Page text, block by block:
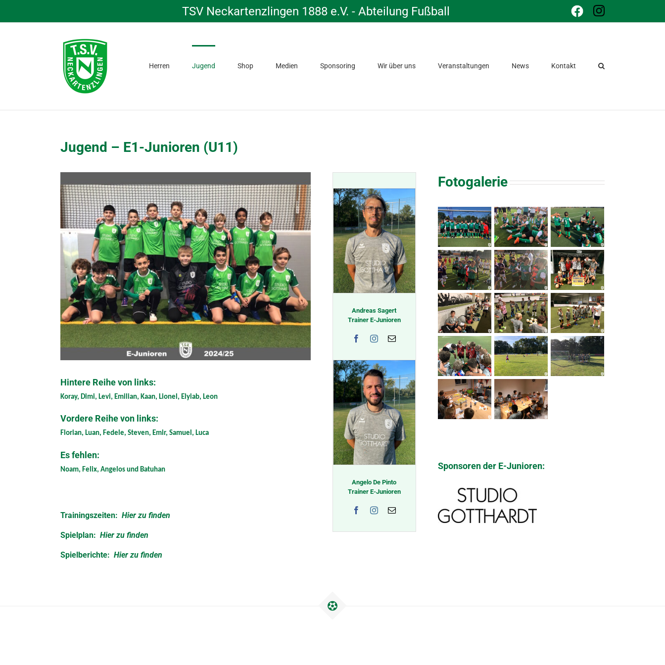
content
TSV Neckartenzlingen 1888 e.V. - Abteilung Fußball FacebookInstagram
Herren Jugend Shop Medien Sponsoring Wir über uns Veranstaltungen News Kontakt
Jugend – E1-Junioren (U11)
Hintere Reihe von links:
Koray, Dimi, Levi, Emilian, Kaan, Lionel, Elyiab, Leon
Vordere Reihe von links:
Florian, Luan, Fedele, Steven, Emir, Samuel, Luca
Es fehlen:
Noam, Felix, Angelos und Batuhan
Trainingszeiten: Hier zu finden
Spielplan: Hier zu finden
Spielberichte: Hier zu finden
Andreas Sagert
Trainer E-Junioren
Angelo De Pinto
Trainer E-Junioren
Fotogalerie
Sponsoren der E-Junioren: